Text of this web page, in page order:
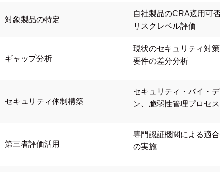
対象製品の特定
自社製品のCRA適用可
リスクレベル評価
ギャップ分析
現状のセキュリティ対
要件の差分分析
セキュリティ体制構築
セキュリティ・バイ・
ン、脆弱性管理プロセ
第三者評価活用
専門認証機関による適
の実施